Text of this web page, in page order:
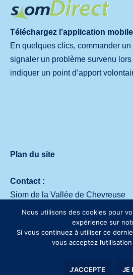
Téléchargez l’application mobile
En quelques clics, commander un
signaler un problème survenu
indiquer un point d’apport
Plan du site
Contact :
Siom de la Vallée de Chevreuse
Avenue des deux Lacs – 91140
01 64 53 30 00
Nous utilisons des cookies pour
expérience sur
Si vous continuez à utiliser ce
vous acceptez
J'ACCEPTE JE